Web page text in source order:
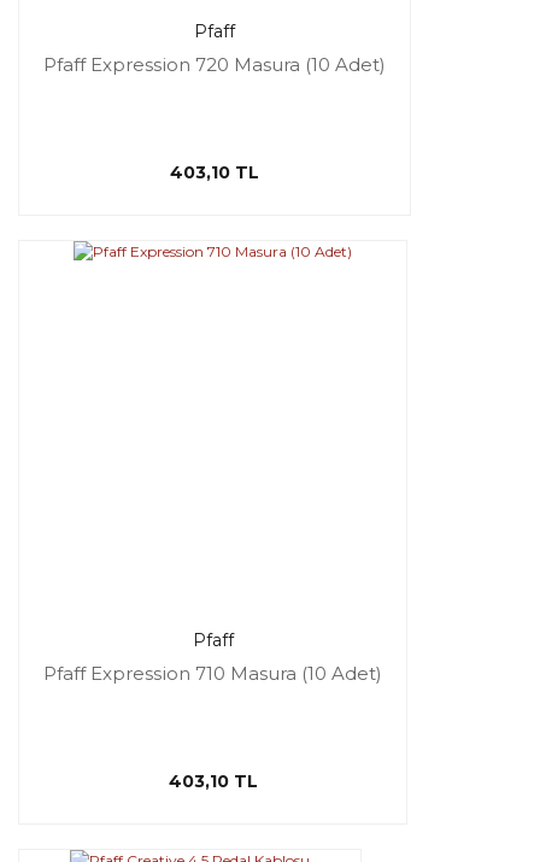
Pfaff
Pfaff Expression 720 Masura (10 Adet)
403,10 TL
Pfaff
Pfaff Expression 710 Masura (10 Adet)
403,10 TL